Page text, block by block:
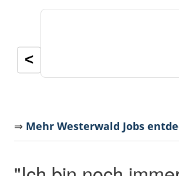
<
⇒ Mehr Westerwald Jobs